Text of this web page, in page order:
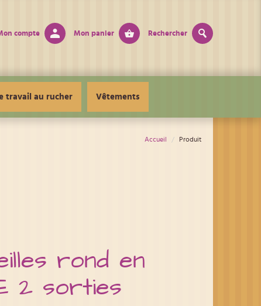
Accueil Produit
rond en
2 sorties
compte Mon panier Rechercher
travail au rucher Vêtements